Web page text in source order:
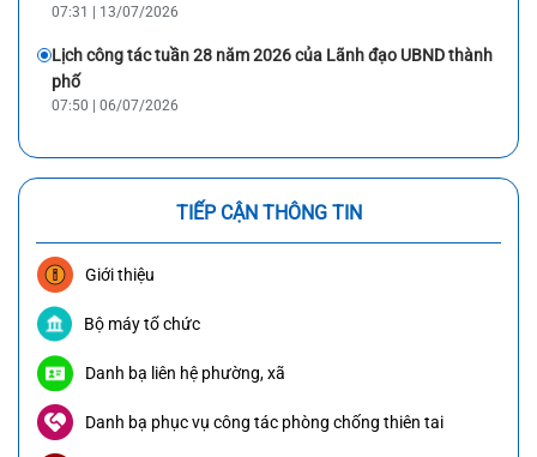
07:31 | 13/07/2026
Lịch công tác tuần 28 năm 2026 của Lãnh đạo UBND thành
phố
07:50 | 06/07/2026
TIẾP CẬN THÔNG TIN
Giới thiệu
Bộ máy tổ chức
Danh bạ liên hệ phường, xã
Danh bạ phục vụ công tác phòng chống thiên tai